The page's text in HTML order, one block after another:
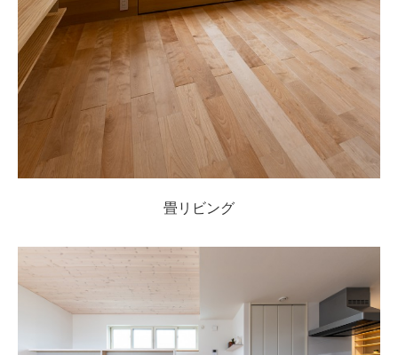
畳リビング